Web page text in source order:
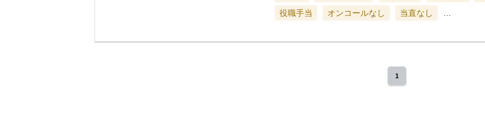
役職手当
オンコールなし 当直なし
1